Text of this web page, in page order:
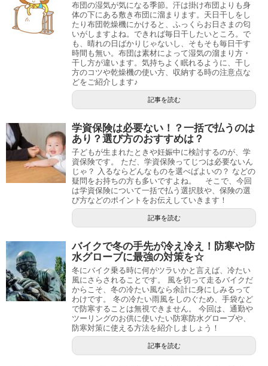
布団の湿気が気になる季節。汗は掛け布団よりも身
体の下にある敷き布団に溜まります。天日干しをし
たり布団乾燥機にかけると、ふっくらお日さまの匂
いがしますよね。できれば毎日干したいところ。で
も、晴れの日ばかりじゃないし、そもそも毎日干す
時間も無い。布団は素材によって湿気の溜まり方・
干し方が違います。気持ちよく眠れるように、干し
方のコツや乾燥機の使い方、収納する時の注意点な
どをご紹介します♪
記事を読む
学資保険は必要ない！？一括で払うのは
あり？選び方のおすすめは？
子どもが生まれたときや妊娠中に検討するのが、学
資保険です。 ただ、学資保険ってじつは必要ないん
じゃ？ 入るならどんなものを選べばよいの？ などの
疑問をお持ちの方も多いですよね。 そこで、今回
は学資保険について一括で払う選択肢や、保険の選
び方などのポイントをお伝えしていきます！
記事を読む
バイクで冬の手先が冷え冷え！防寒や防
水グローブに最強の対策を☆
冬にバイク乗る時に何がツラいかと言えば、冷たい
風にさらされることです。 風を切って走るバイクだ
からこそ、冬の冷たい風なら余計に身にしみるって
わけです。 冬の冷たい雨風をしのぐため、手袋など
で防寒することは無視できません。 今回は、通勤や
ツーリングのお供に使いたい防寒防水グローブや、
防寒対策に使える方法を紹介しましょう！
記事を読む